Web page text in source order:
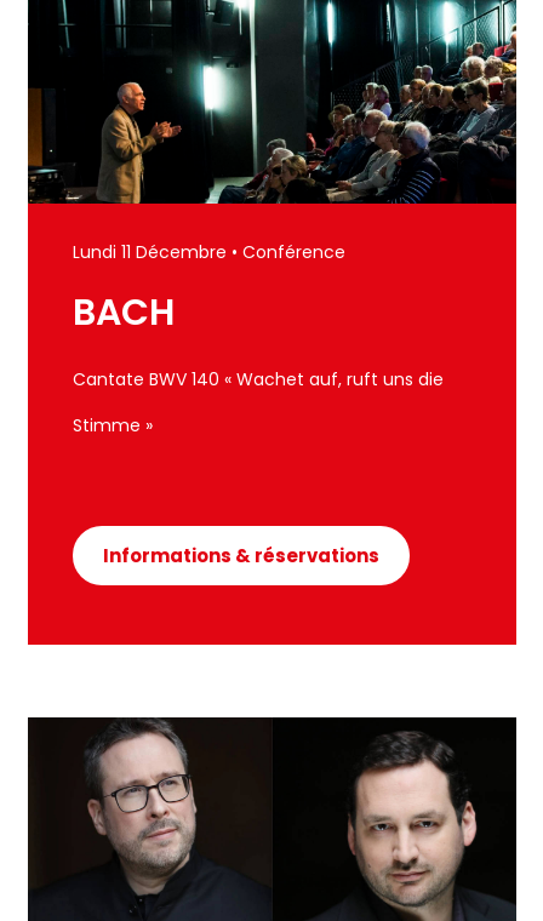
Lundi 11 Décembre • Conférence
BACH
Cantate BWV 140 « Wachet auf, ruft uns die
Stimme »
Informations & réservations